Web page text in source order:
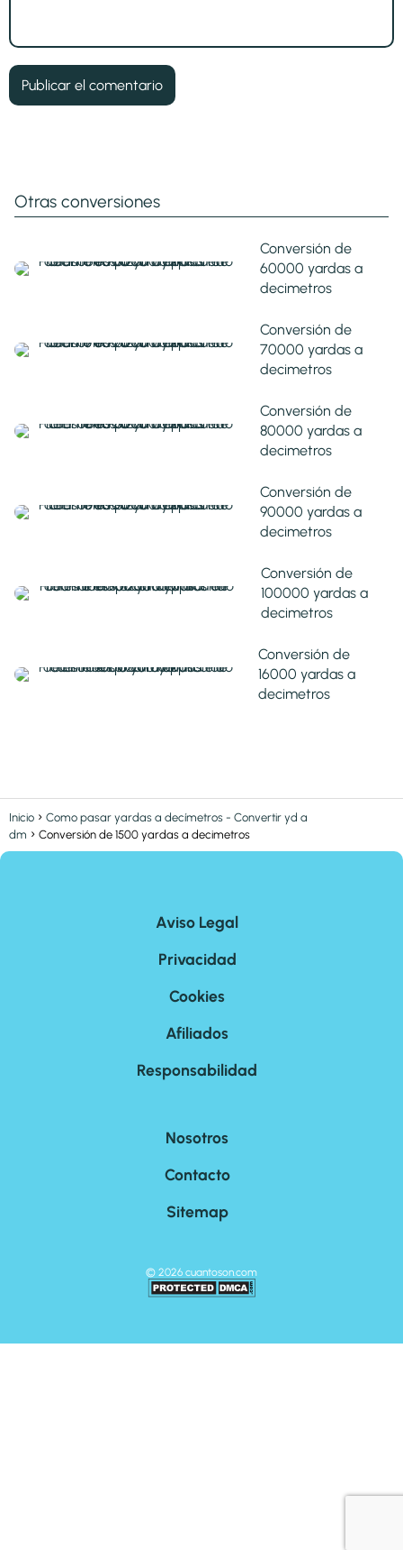
Otras conversiones
Conversión de
60000 yardas a
decimetros
Conversión de
70000 yardas a
decimetros
Conversión de
80000 yardas a
decimetros
Conversión de
90000 yardas a
decimetros
Conversión de
100000 yardas a
decimetros
Conversión de
16000 yardas a
decimetros
Inicio
Como pasar yardas a decímetros - Convertir yd a
dm
Conversión de 1500 yardas a decimetros
Aviso Legal
Privacidad
Cookies
Afiliados
Responsabilidad
Nosotros
Contacto
Sitemap
© 2026 cuantoson.com